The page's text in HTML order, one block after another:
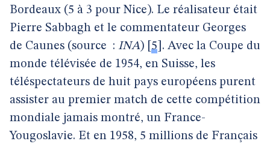
Bordeaux (5 à 3 pour Nice). Le réalisateur était
Pierre Sabbagh et le commentateur Georges
de Caunes (source : INA) 5 . Avec la Coupe du
monde télévisée de 1954, en Suisse, les
téléspectateurs de huit pays européens purent
assister au premier match de cette compétition
mondiale jamais montré, un France-
Yougoslavie. Et en 1958, 5 millions de Français